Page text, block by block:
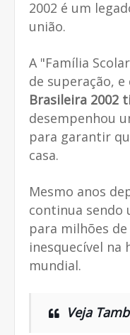
2002 é um
união.
A "Família
de superação,
Brasileira 2002
desempenhou
para garantir
casa.
Mesmo anos
continua sendo
para milhões
inesquecível
mundial.
Veja